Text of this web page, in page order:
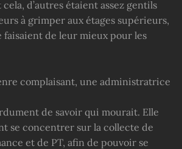
d’autres étaient assez gentils
à grimper aux étages supérieurs,
faisaient de leur mieux pour les
complaisant, une administratrice
de savoir qui mourait. Elle
se concentrer sur la collecte de
et de PT, afin de pouvoir se